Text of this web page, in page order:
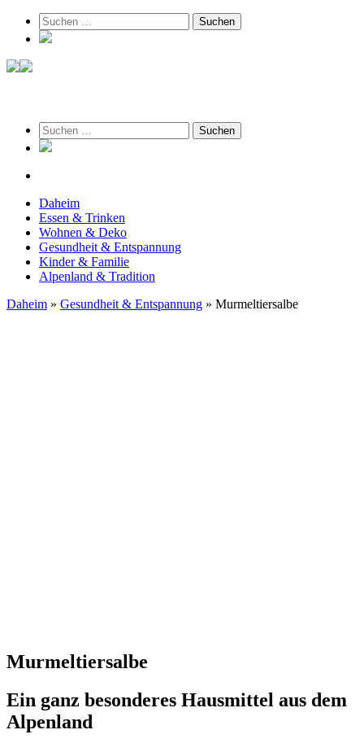
Suchen
nach:
Suchen
nach:
Daheim
Essen & Trinken
Wohnen & Deko
Gesundheit & Entspannung
Kinder & Familie
Alpenland & Tradition
Daheim » Gesundheit & Entspannung » Murmeltiersalbe
Murmeltiersalbe
Ein ganz besonderes Hausmittel aus dem
Alpenland